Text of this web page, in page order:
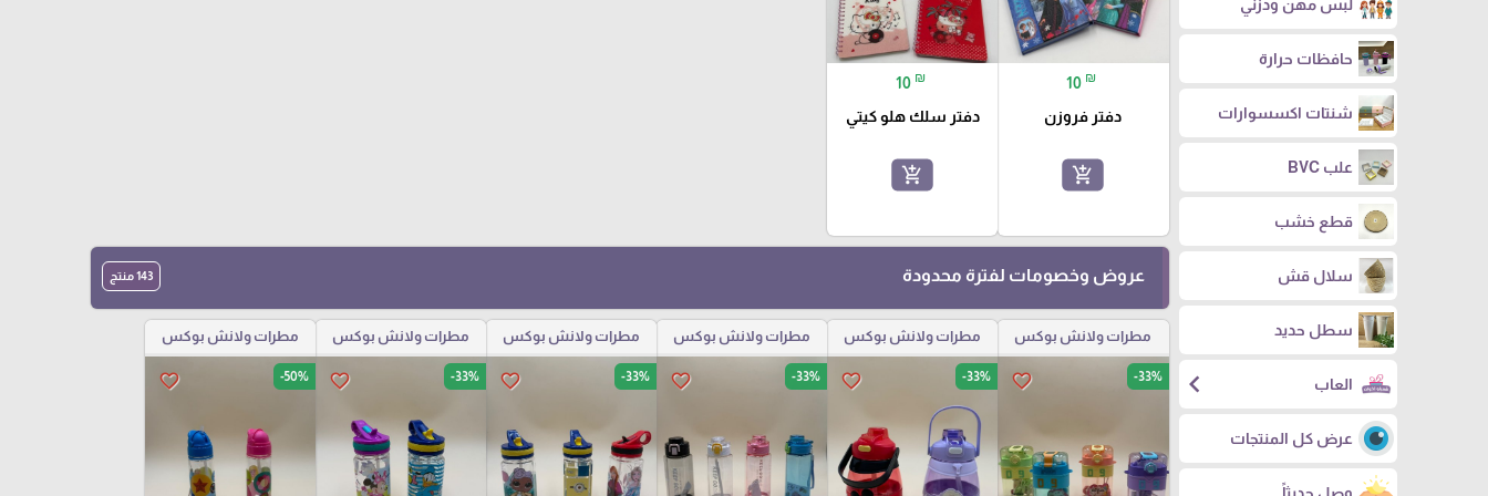
لبس مهن ودزني
حافظات حرارة
شنتات اكسسوارات
علب BVC
قطع خشب
سلال قش
سطل حديد
العاب chevron_left
عرض كل المنتجات
10 ₪
دفتر فروزن
add_shopping_cart
10 ₪
دفتر سلك هلو كيتي
add_shopping_cart
عروض وخصومات لفترة محدودة 143 منتج
مطرات ولانش بوكس
favorite_border -33%
مطرات ولانش بوكس
favorite_border -33%
مطرات ولانش بوكس
favorite_border -33%
مطرات ولانش بوكس
favorite_border -33%
مطرات ولانش بوكس
favorite_border -33%
مطرات ولانش بوكس
favorite_border -50%